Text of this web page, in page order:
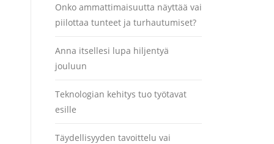
Onko ammattimaisuutta näyttää vai
piilottaa tunteet ja turhautumiset?
Anna itsellesi lupa hiljentyä
jouluun
Teknologian kehitys tuo työtavat
esille
Täydellisyyden tavoittelu vai